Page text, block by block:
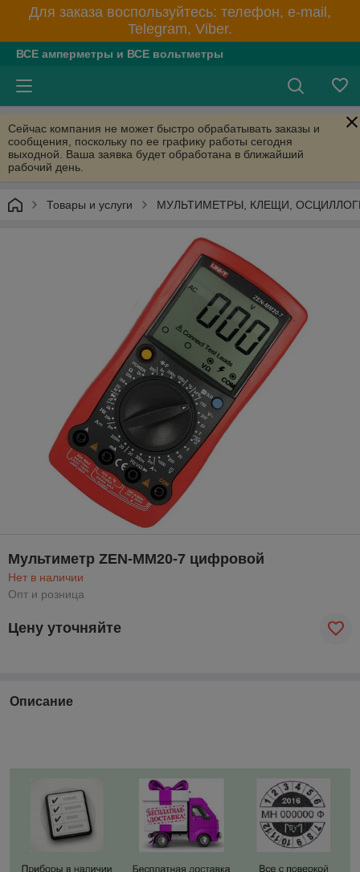
Для заказа воспользуйтесь: телефон, e-mail,
Telegram, Viber.
ВСЕ амперметры и ВСЕ вольтметры
Сейчас компания не может быстро обрабатывать заказы и
сообщения, поскольку по ее графику работы сегодня
выходной. Ваша заявка будет обработана в ближайший
рабочий день.
Товары и услуги МУЛЬТИМЕТРЫ, КЛЕЩИ,
Мультиметр ZEN-MM20-7 цифровой
Нет в наличии
Опт и розница
Цену уточняйте
Описание